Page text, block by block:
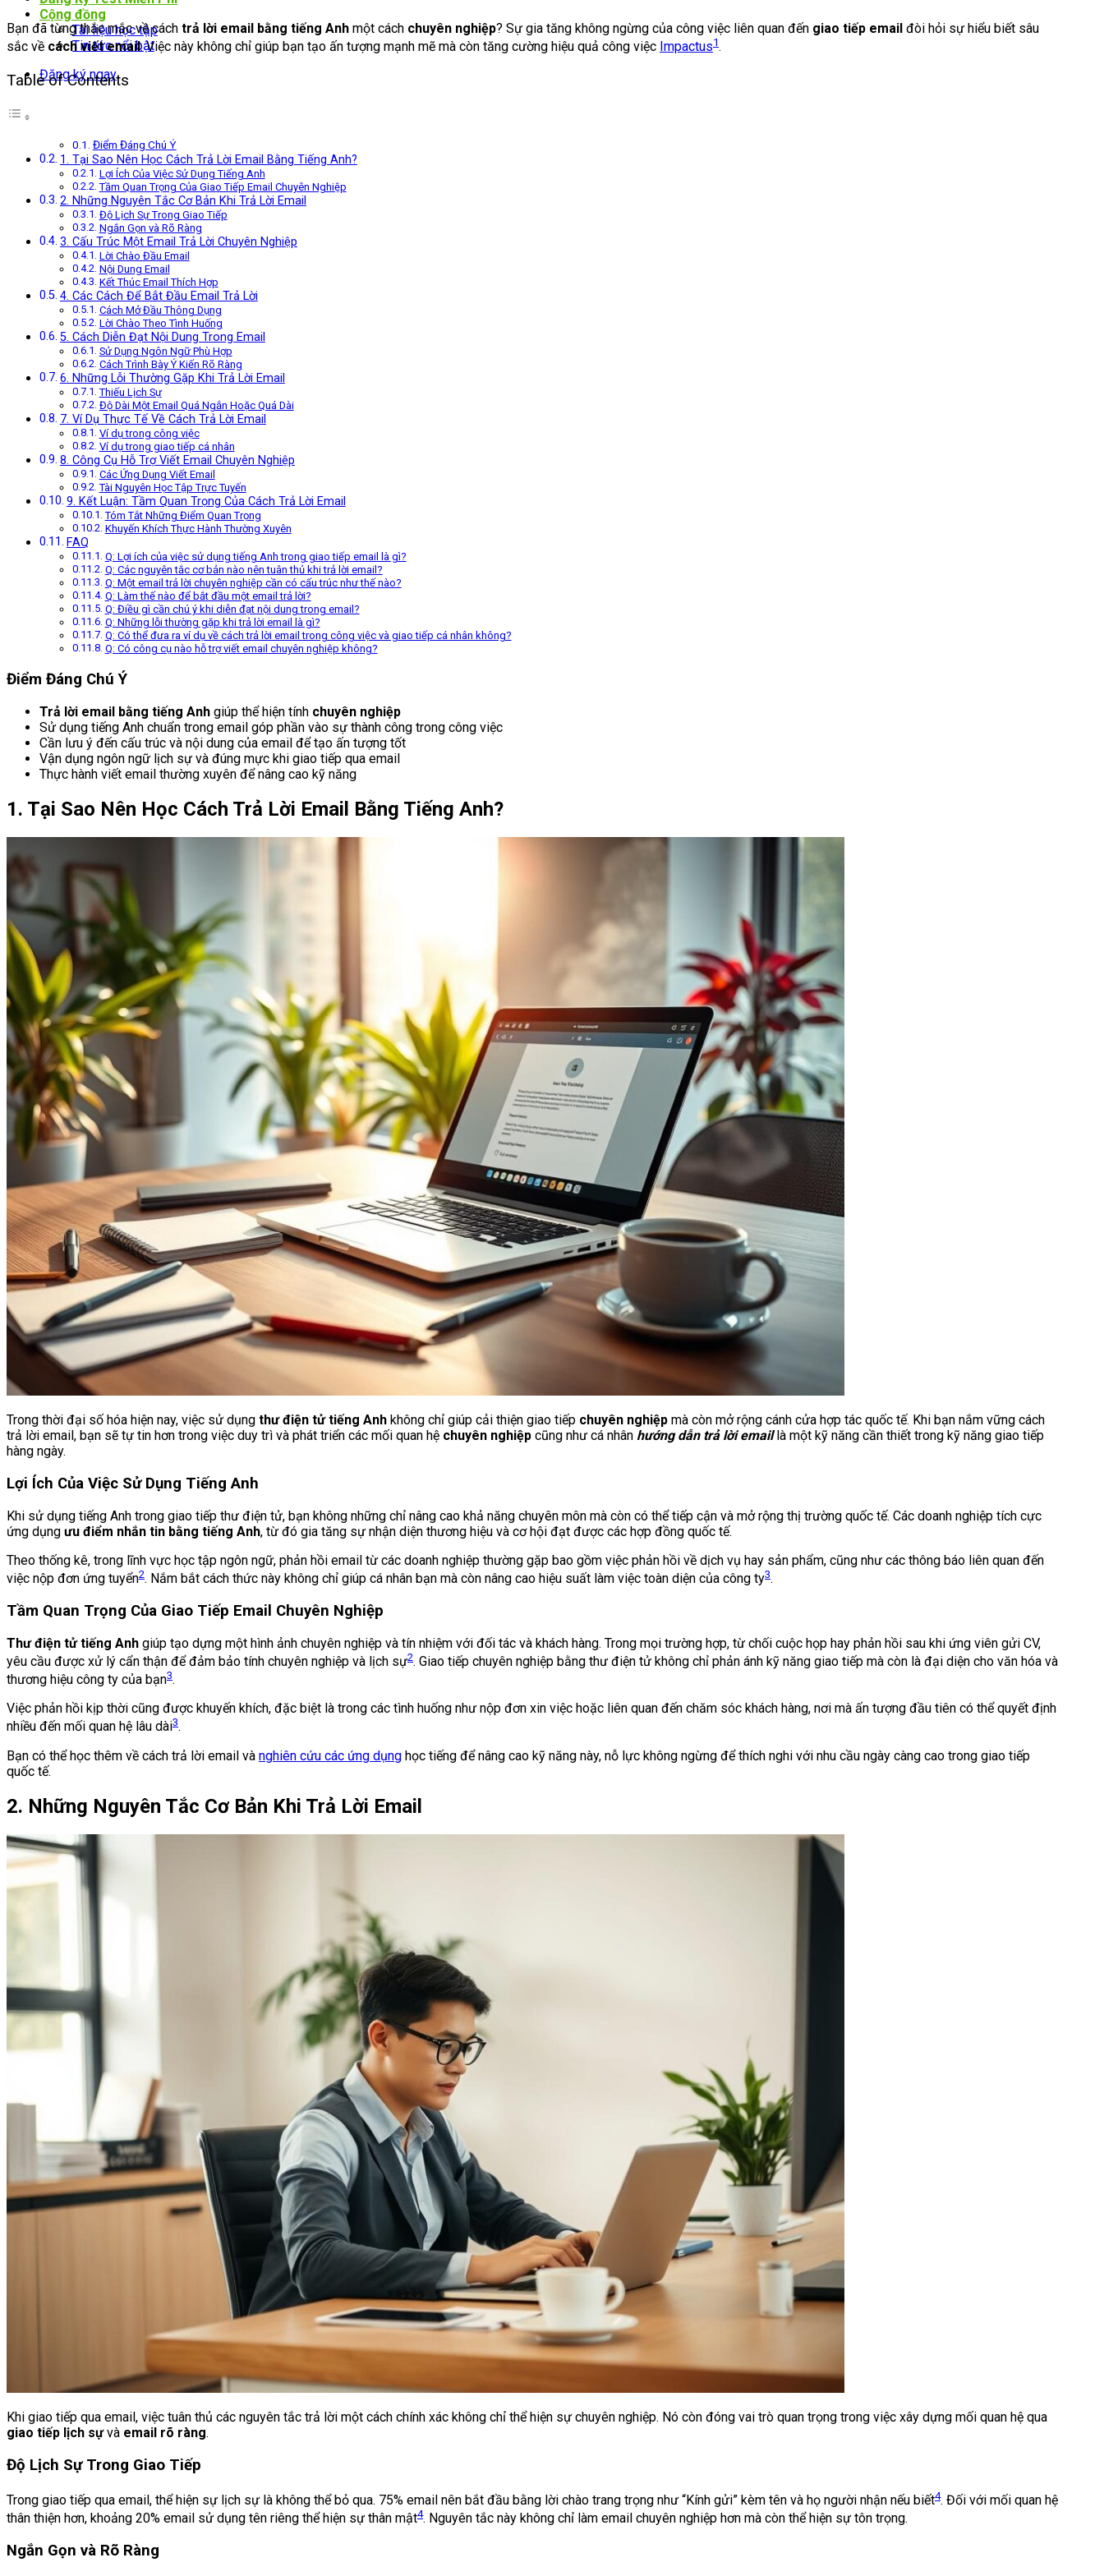
Cộng đồng
Tài liệu học tập
Tin tức nổi bật
Đăng ký ngay
Bạn đã từng thắc mắc về cách trả lời email bằng tiếng Anh một cách chuyên nghiệp? Sự gia tăng không ngừng của công việc liên quan đến giao tiếp email đòi hỏi sự hiểu biết sâu
sắc về cách viết email. Việc này không chỉ giúp bạn tạo ấn tượng mạnh mẽ mà còn tăng cường hiệu quả công việc Impactus1.
Table of Contents
Điểm Đáng Chú Ý
1. Tại Sao Nên Học Cách Trả Lời Email Bằng Tiếng Anh?
Lợi Ích Của Việc Sử Dụng Tiếng Anh
Tầm Quan Trọng Của Giao Tiếp Email Chuyên Nghiệp
2. Những Nguyên Tắc Cơ Bản Khi Trả Lời Email
Độ Lịch Sự Trong Giao Tiếp
Ngắn Gọn và Rõ Ràng
3. Cấu Trúc Một Email Trả Lời Chuyên Nghiệp
Lời Chào Đầu Email
Nội Dung Email
Kết Thúc Email Thích Hợp
4. Các Cách Để Bắt Đầu Email Trả Lời
Cách Mở Đầu Thông Dụng
Lời Chào Theo Tình Huống
5. Cách Diễn Đạt Nội Dung Trong Email
Sử Dụng Ngôn Ngữ Phù Hợp
Cách Trình Bày Ý Kiến Rõ Ràng
6. Những Lỗi Thường Gặp Khi Trả Lời Email
Thiếu Lịch Sự
Độ Dài Một Email Quá Ngắn Hoặc Quá Dài
7. Ví Dụ Thực Tế Về Cách Trả Lời Email
Ví dụ trong công việc
Ví dụ trong giao tiếp cá nhân
8. Công Cụ Hỗ Trợ Viết Email Chuyên Nghiệp
Các Ứng Dụng Viết Email
Tài Nguyên Học Tập Trực Tuyến
9. Kết Luận: Tầm Quan Trọng Của Cách Trả Lời Email
Tóm Tắt Những Điểm Quan Trọng
Khuyến Khích Thực Hành Thường Xuyên
FAQ
Q: Lợi ích của việc sử dụng tiếng Anh trong giao tiếp email là gì?
Q: Các nguyên tắc cơ bản nào nên tuân thủ khi trả lời email?
Q: Một email trả lời chuyên nghiệp cần có cấu trúc như thế nào?
Q: Làm thế nào để bắt đầu một email trả lời?
Q: Điều gì cần chú ý khi diễn đạt nội dung trong email?
Q: Những lỗi thường gặp khi trả lời email là gì?
Q: Có thể đưa ra ví dụ về cách trả lời email trong công việc và giao tiếp cá nhân không?
Q: Có công cụ nào hỗ trợ viết email chuyên nghiệp không?
Điểm Đáng Chú Ý
Trả lời email bằng tiếng Anh giúp thể hiện tính chuyên nghiệp
Sử dụng tiếng Anh chuẩn trong email góp phần vào sự thành công trong công việc
Cần lưu ý đến cấu trúc và nội dung của email để tạo ấn tượng tốt
Vận dụng ngôn ngữ lịch sự và đúng mực khi giao tiếp qua email
Thực hành viết email thường xuyên để nâng cao kỹ năng
1. Tại Sao Nên Học Cách Trả Lời Email Bằng Tiếng Anh?
Trong thời đại số hóa hiện nay, việc sử dụng thư điện tử tiếng Anh không chỉ giúp cải thiện giao tiếp chuyên nghiệp mà còn mở rộng cánh cửa hợp tác quốc tế. Khi bạn nắm vững cách
trả lời email, bạn sẽ tự tin hơn trong việc duy trì và phát triển các mối quan hệ chuyên nghiệp cũng như cá nhân hướng dẫn trả lời emaillà một kỹ năng cần thiết trong kỹ năng giao tiếp
hàng ngày.
Lợi Ích Của Việc Sử Dụng Tiếng Anh
Khi sử dụng tiếng Anh trong giao tiếp thư điện tử, bạn không những chỉ nâng cao khả năng chuyên môn mà còn có thể tiếp cận và mở rộng thị trường quốc tế. Các doanh nghiệp tích cực
ứng dụng ưu điểm nhắn tin bằng tiếng Anh, từ đó gia tăng sự nhận diện thương hiệu và cơ hội đạt được các hợp đồng quốc tế.
Theo thống kê, trong lĩnh vực học tập ngôn ngữ, phản hồi email từ các doanh nghiệp thường gặp bao gồm việc phản hồi về dịch vụ hay sản phẩm, cũng như các thông báo liên quan đến
việc nộp đơn ứng tuyển2. Nắm bắt cách thức này không chỉ giúp cá nhân bạn mà còn nâng cao hiệu suất làm việc toàn diện của công ty3.
Tầm Quan Trọng Của Giao Tiếp Email Chuyên Nghiệp
Thư điện tử tiếng Anh giúp tạo dựng một hình ảnh chuyên nghiệp và tín nhiệm với đối tác và khách hàng. Trong mọi trường hợp, từ chối cuộc họp hay phản hồi sau khi ứng viên gửi CV,
yêu cầu được xử lý cẩn thận để đảm bảo tính chuyên nghiệp và lịch sự2. Giao tiếp chuyên nghiệp bằng thư điện tử không chỉ phản ánh kỹ năng giao tiếp mà còn là đại diện cho văn hóa và
thương hiệu công ty của bạn3.
Việc phản hồi kịp thời cũng được khuyến khích, đặc biệt là trong các tình huống như nộp đơn xin việc hoặc liên quan đến chăm sóc khách hàng, nơi mà ấn tượng đầu tiên có thể quyết định
nhiều đến mối quan hệ lâu dài3.
Bạn có thể học thêm về cách trả lời email và nghiên cứu các ứng dụng học tiếng để nâng cao kỹ năng này, nỗ lực không ngừng để thích nghi với nhu cầu ngày càng cao trong giao tiếp
quốc tế.
2. Những Nguyên Tắc Cơ Bản Khi Trả Lời Email
Khi giao tiếp qua email, việc tuân thủ các nguyên tắc trả lời một cách chính xác không chỉ thể hiện sự chuyên nghiệp. Nó còn đóng vai trò quan trọng trong việc xây dựng mối quan hệ qua
giao tiếp lịch sựvà email rõ ràng.
Độ Lịch Sự Trong Giao Tiếp
Trong giao tiếp qua email, thể hiện sự lịch sự là không thể bỏ qua. 75% email nên bắt đầu bằng lời chào trang trọng như “Kính gửi” kèm tên và họ người nhận nếu biết4. Đối với mối quan hệ
thân thiện hơn, khoảng 20% email sử dụng tên riêng thể hiện sự thân mật4. Nguyên tắc này không chỉ làm email chuyên nghiệp hơn mà còn thể hiện sự tôn trọng.
Ngắn Gọn và Rõ Ràng